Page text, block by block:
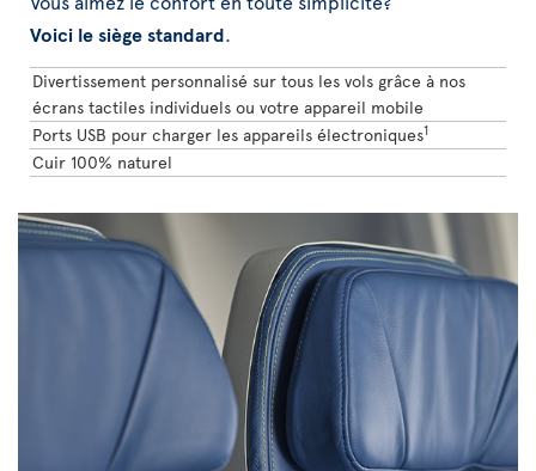
Voici le siège standard.
Divertissement personnalisé sur tous les vols grâce à nos
écrans tactiles individuels ou votre appareil mobile
Ports USB pour charger les appareils électroniques1
Cuir 100% naturel